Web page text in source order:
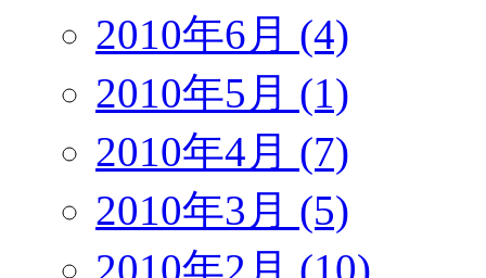
2010年6月 (4)
2010年5月 (1)
2010年4月 (7)
2010年3月 (5)
2010年2月 (10)